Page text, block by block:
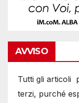
AVVISO
Tutti gli articoli
terzi, purché